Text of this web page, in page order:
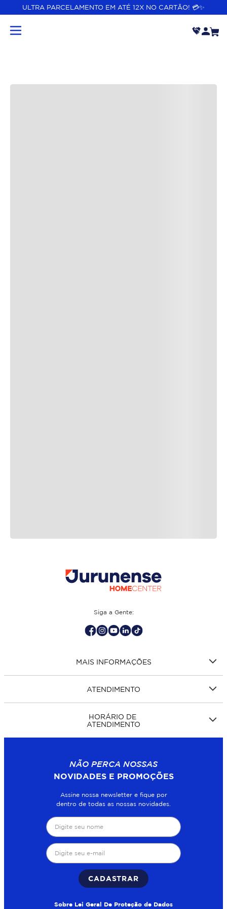
ULTRA PARCELAMENTO EM ATÉ 12X NO CARTÃO! 💳✨
Siga a Gente:
MAIS INFORMAÇÕES
ATENDIMENTO
HORÁRIO DE
ATENDIMENTO
NÃO PERCA NOSSAS
NOVIDADES E PROMOÇÕES
Assine nossa newsletter e fique por
dentro de todas as nossas novidades.
CADASTRAR
Sobre Lei Geral De Proteção de Dados